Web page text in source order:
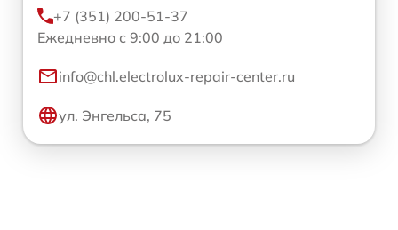
+7 (351) 200-51-37
Ежедневно с 9:00 до 21:00
info@chl.electrolux-repair-center.ru
ул. Энгельса, 75